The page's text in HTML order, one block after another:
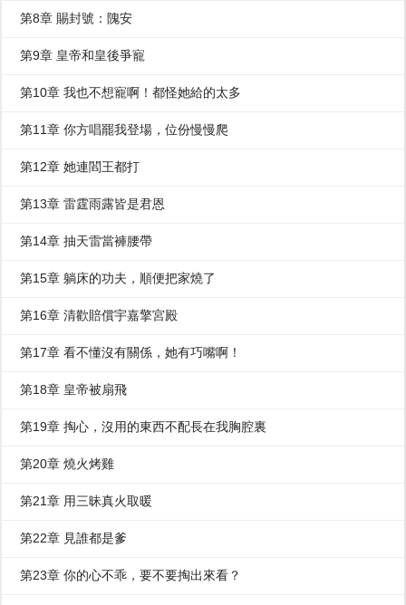
第8章 賜封號：隗安
第9章 皇帝和皇後爭寵
第10章 我也不想寵啊！都怪她給的太多
第11章 你方唱罷我登場，位份慢慢爬
第12章 她連閻王都打
第13章 雷霆雨露皆是君恩
第14章 抽天雷當褲腰帶
第15章 躺床的功夫，順便把家燒了
第16章 清歡賠償宇嘉擎宮殿
第17章 看不懂沒有關係，她有巧嘴啊！
第18章 皇帝被扇飛
第19章 掏心，沒用的東西不配長在我胸腔裏
第20章 燒火烤雞
第21章 用三昧真火取暖
第22章 見誰都是爹
第23章 你的心不乖，要不要掏出來看？